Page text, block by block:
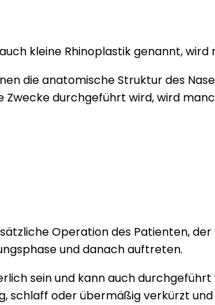
kleine Rhinoplastik genannt,
die anatomische Struktur des
Zwecke durchgeführt wird, wird
Operation des Patienten,
und danach auftreten.
sein und kann auch
schlaff oder übermäßig verkürzt